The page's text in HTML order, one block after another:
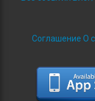
Соглашение О